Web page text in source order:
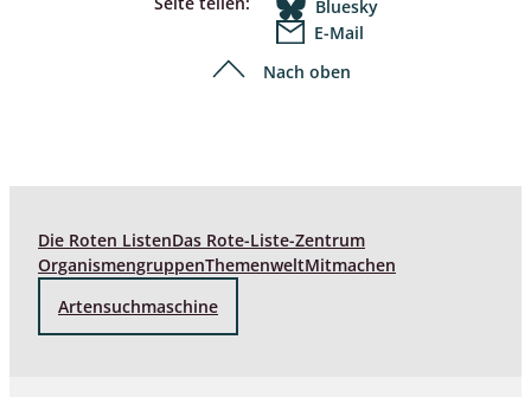
Bluesky
E-Mail
Nach oben
Die Roten ListenDas Rote-Liste-Zentrum
OrganismengruppenThemenweltMitmachen
Artensuchmaschine